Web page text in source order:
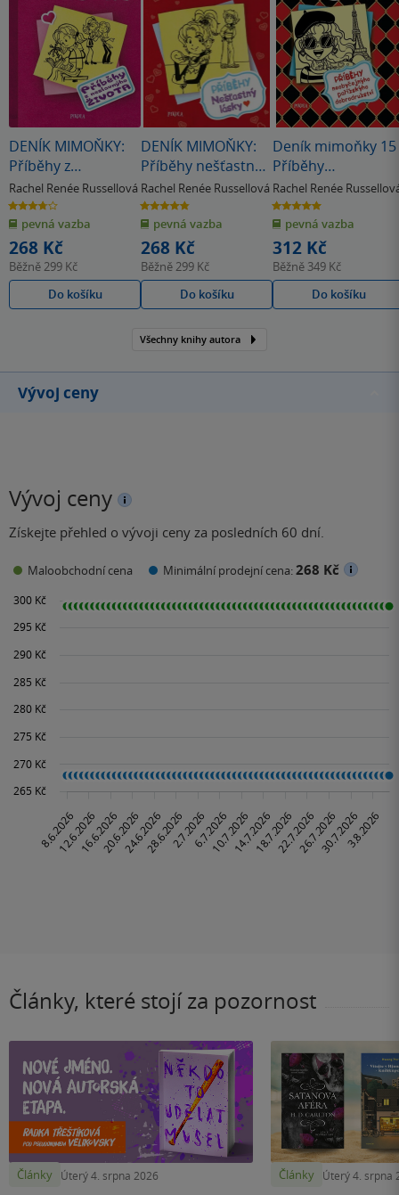
DENÍK MIMOŇKY:
Příběhy z
neslavnýho života
Rachel Renée Russellová
3.8
z
5
hvězdiček
pevná vazba
268 Kč
Běžně 299 Kč
Do košíku
DENÍK MIMOŇKY:
Příběhy nešťastný
lásky
Rachel Renée Russellová
4.8
z
5
hvězdiček
pevná vazba
268 Kč
Běžně 299 Kč
Do košíku
Deník mimoňky 15
Příběhy
neobyčejnýho
pařížskýho
dobrodružství
Rachel Renée
5.0
z
5
hvězdiček
pevná vazba
312 Kč
Běžně 349 Kč
Do košíku
Všechny knihy autora
Vývoj ceny
Vývoj ceny
Získejte přehled o vývoji ceny za posledních 60 dní.
Maloobchodní cena Minimální prodejní cena:268 Kč
Články, které stojí za pozornost
Články Úterý 4. srpna 2026 Články Úterý 4. srpna